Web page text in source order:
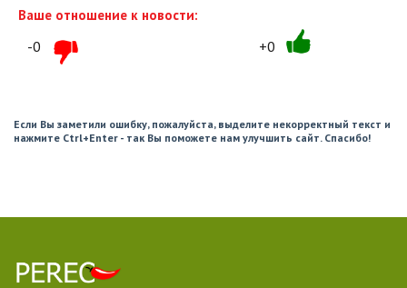
Ваше отношение к новости:
-0 +0
Если Вы заметили ошибку, пожалуйста, выделите некорректный текст и
нажмите Ctrl+Enter - так Вы поможете нам улучшить сайт. Спасибо!